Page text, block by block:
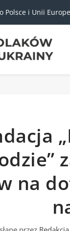
Polsce i Unii
na